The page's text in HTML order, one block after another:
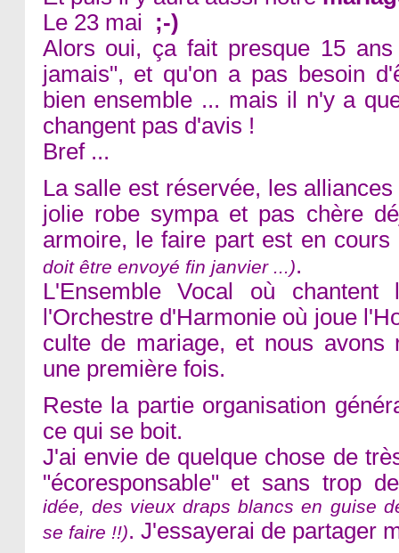
Le 23 mai ;-)
Alors oui, ça fait presque 15
jamais", et qu'on a pas besoin
bien ensemble ... mais il n'y a
changent pas d'avis !
Bref ...
La salle est réservée, les
jolie robe sympa et pas chère
armoire, le faire part est en cours
doit être envoyé fin janvier ...).
L'Ensemble Vocal où
l'Orchestre d'Harmonie où joue
culte de mariage, et nous avons
une première fois.
Reste la partie organisation
ce qui se boit.
J'ai envie de quelque chose de
"écoresponsable" et sans trop
idée, des vieux draps blancs en guise
se faire !!). J'essayerai de partager